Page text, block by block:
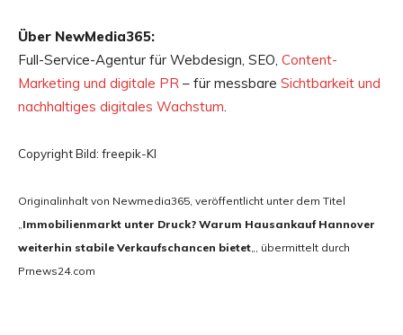
Über NewMedia365:
Full-Service-Agentur für Webdesign, SEO, Content-
Marketing und digitale PR – für messbare Sichtbarkeit und
nachhaltiges digitales Wachstum.
Copyright Bild: freepik-KI
Originalinhalt von Newmedia365, veröffentlicht unter dem Titel
„Immobilienmarkt unter Druck? Warum Hausankauf Hannover
weiterhin stabile Verkaufschancen bietet„, übermittelt durch
Prnews24.com